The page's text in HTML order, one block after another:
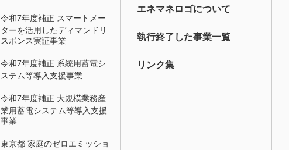
令和7年度補正 スマートメー
ターを活用したディマンドリ
スポンス実証事業
令和7年度補正 系統用蓄電シ
ステム等導入支援事業
令和7年度補正 大規模業務産
業用蓄電システム等導入支援
事業
東京都 家庭のゼロエミッショ
エネマネロゴについて
執行終了した事業一覧
リンク集